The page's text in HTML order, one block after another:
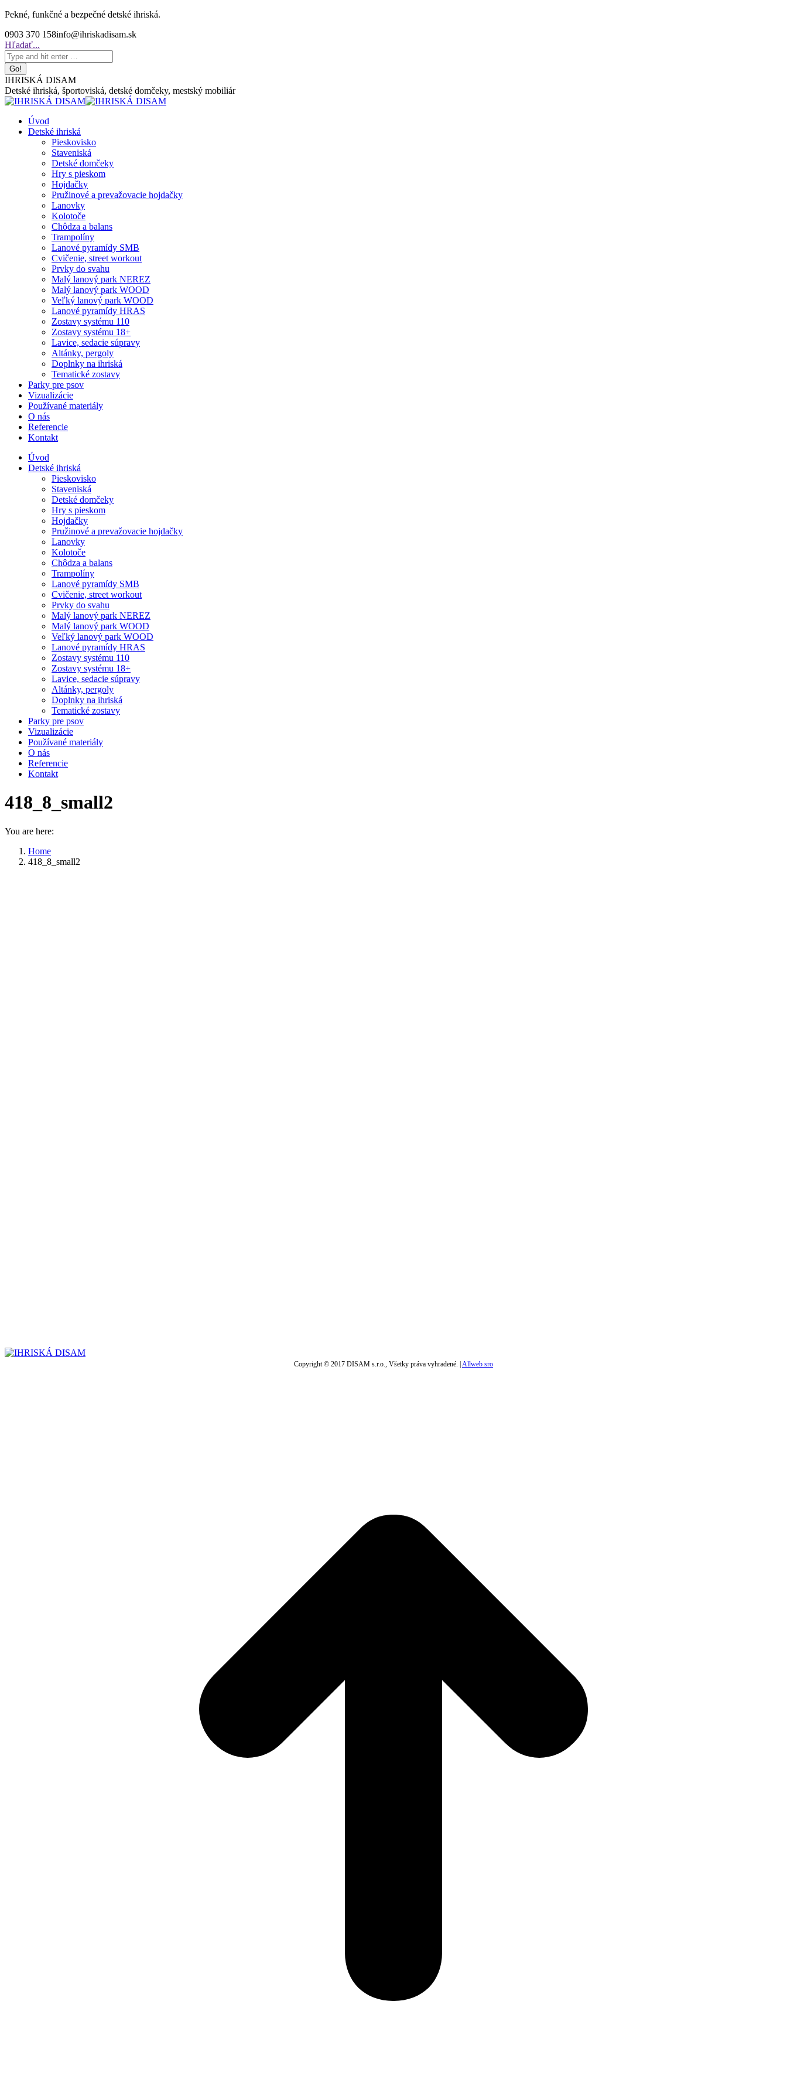
Skip
content
Pekné, funkčné a bezpečné detské ihriská.
0903 370 158info@ihriskadisam.sk
Search:
Hľadať...
IHRISKÁ DISAM
Detské ihriská, športoviská, detské domčeky, mestský mobiliár
Úvod
Detské ihriská
Pieskovisko
Staveniská
Detské domčeky
Hry s pieskom
Hojdačky
Pružinové a prevažovacie hojdačky
Lanovky
Kolotoče
Chôdza a balans
Trampolíny
Lanové pyramídy SMB
Cvičenie, street workout
Prvky do svahu
Malý lanový park NEREZ
Malý lanový park WOOD
Veľký lanový park WOOD
Lanové pyramídy HRAS
Zostavy systému 110
Zostavy systému 18+
Lavice, sedacie súpravy
Altánky, pergoly
Doplnky na ihriská
Tematické zostavy
Parky pre psov
Vizualizácie
Používané materiály
O nás
Referencie
Kontakt
Úvod
Detské ihriská
Pieskovisko
Staveniská
Detské domčeky
Hry s pieskom
Hojdačky
Pružinové a prevažovacie hojdačky
Lanovky
Kolotoče
Chôdza a balans
Trampolíny
Lanové pyramídy SMB
Cvičenie, street workout
Prvky do svahu
Malý lanový park NEREZ
Malý lanový park WOOD
Veľký lanový park WOOD
Lanové pyramídy HRAS
Zostavy systému 110
Zostavy systému 18+
Lavice, sedacie súpravy
Altánky, pergoly
Doplnky na ihriská
Tematické zostavy
Parky pre psov
Vizualizácie
Používané materiály
O nás
Referencie
Kontakt
418_8_small2
You are here:
Home
418_8_small2
Copyright © 2017 DISAM s.r.o., Všetky práva vyhradené. |Allweb sro